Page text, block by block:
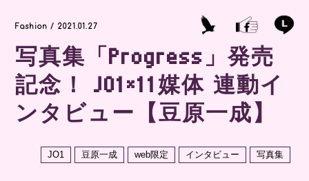
Fashion / 2021.01.27
写真集「Progress」発売
記念！ JO1×11媒体 連動イ
ンタビュー【豆原一成】
JO1 豆原一成 web限定 インタビュー 写真集